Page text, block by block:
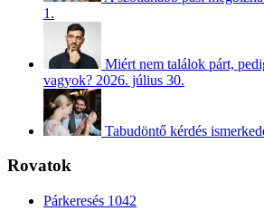
1.
Miért nem találok párt,
vagyok? 2026. július 30.
Tabudöntő kérdés
Rovatok
Párkeresés 1042